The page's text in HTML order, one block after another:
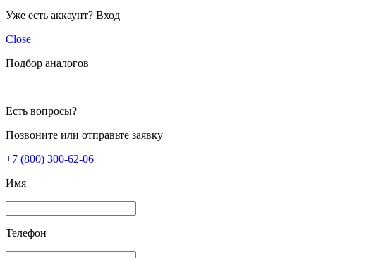
Уже есть аккаунт? Вход
Close
Подбор аналогов
Есть вопросы?
Позвоните или отправьте заявку
+7 (800) 300-62-06
Имя
Телефон